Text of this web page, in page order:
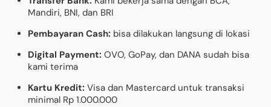
Mandiri, BNI, dan BRI
Pembayaran Cash: bisa dilakukan langsung di lokasi
Digital Payment: OVO, GoPay, dan DANA sudah bisa
kami terima
Kartu Kredit: Visa dan Mastercard untuk transaksi
minimal Rp 1.000.000